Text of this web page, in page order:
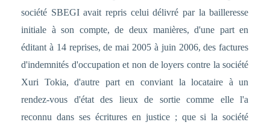
société SBEGI avait repris celui délivré par la bailleresse
initiale à son compte, de deux manières, d'une part en
éditant à 14 reprises, de mai 2005 à juin 2006, des factures
d'indemnités d'occupation et non de loyers contre la société
Xuri Tokia, d'autre part en conviant la locataire à un
rendez-vous d'état des lieux de sortie comme elle l'a
reconnu dans ses écritures en justice ; que si la société